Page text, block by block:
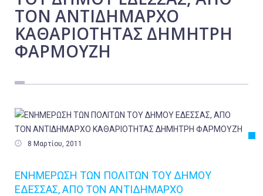
ΤΟΝ ΑΝΤΙΔΗΜΑΡΧΟ
ΚΑΘΑΡΙΟΤΗΤΑΣ ΔΗΜΗΤΡΗ
ΦΑΡΜΟΥΖΗ
 8 Μαρτίου, 2011
ΕΝΗΜΕΡΩΣΗ ΤΩΝ ΠΟΛΙΤΩΝ ΤΟΥ ΔΗΜΟΥ
ΕΔΕΣΣΑΣ, ΑΠΟ ΤΟΝ ΑΝΤΙΔΗΜΑΡΧΟ
Εργασία
Ελλάδα
Οικονομία
Πολιτική
Αστυνομικό Δελτίο